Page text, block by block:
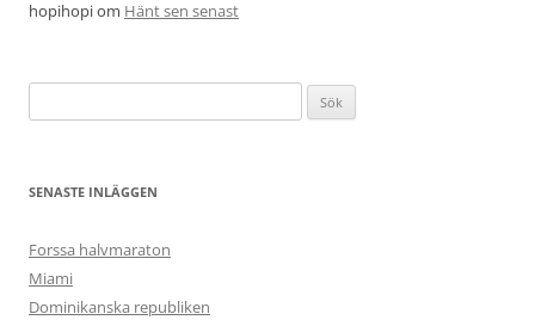
hopihopiom Hänt sen senast
efter:
SENASTE INLÄGGEN
Forssa halvmaraton
Miami
Dominikanska republiken